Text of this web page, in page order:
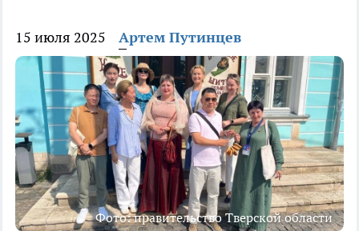
15 июля 2025 Артем Путинцев
Фото: правительство Тверской области